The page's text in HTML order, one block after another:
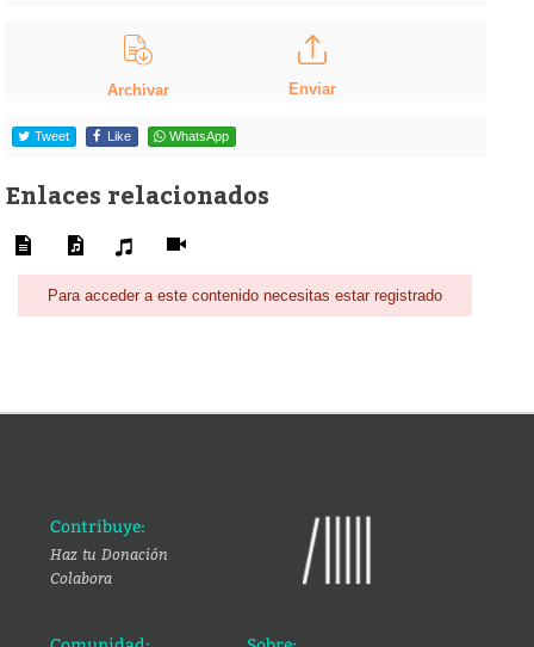
Archivar Enviar
Tweet Like WhatsApp
Enlaces relacionados
Para acceder a este contenido necesitas estar registrado
Contribuye:
Haz tu Donación
Colabora